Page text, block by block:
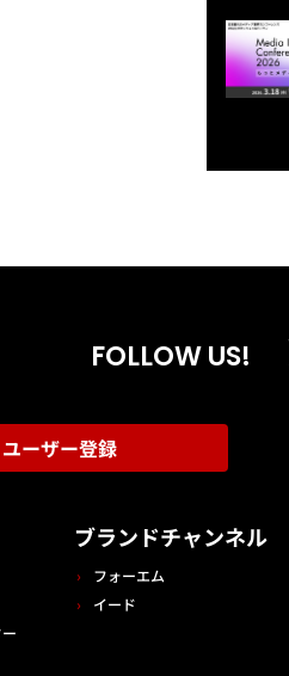
FOLLOW US!
ユーザー登録
ブランドチャンネル
フォーエム
イード